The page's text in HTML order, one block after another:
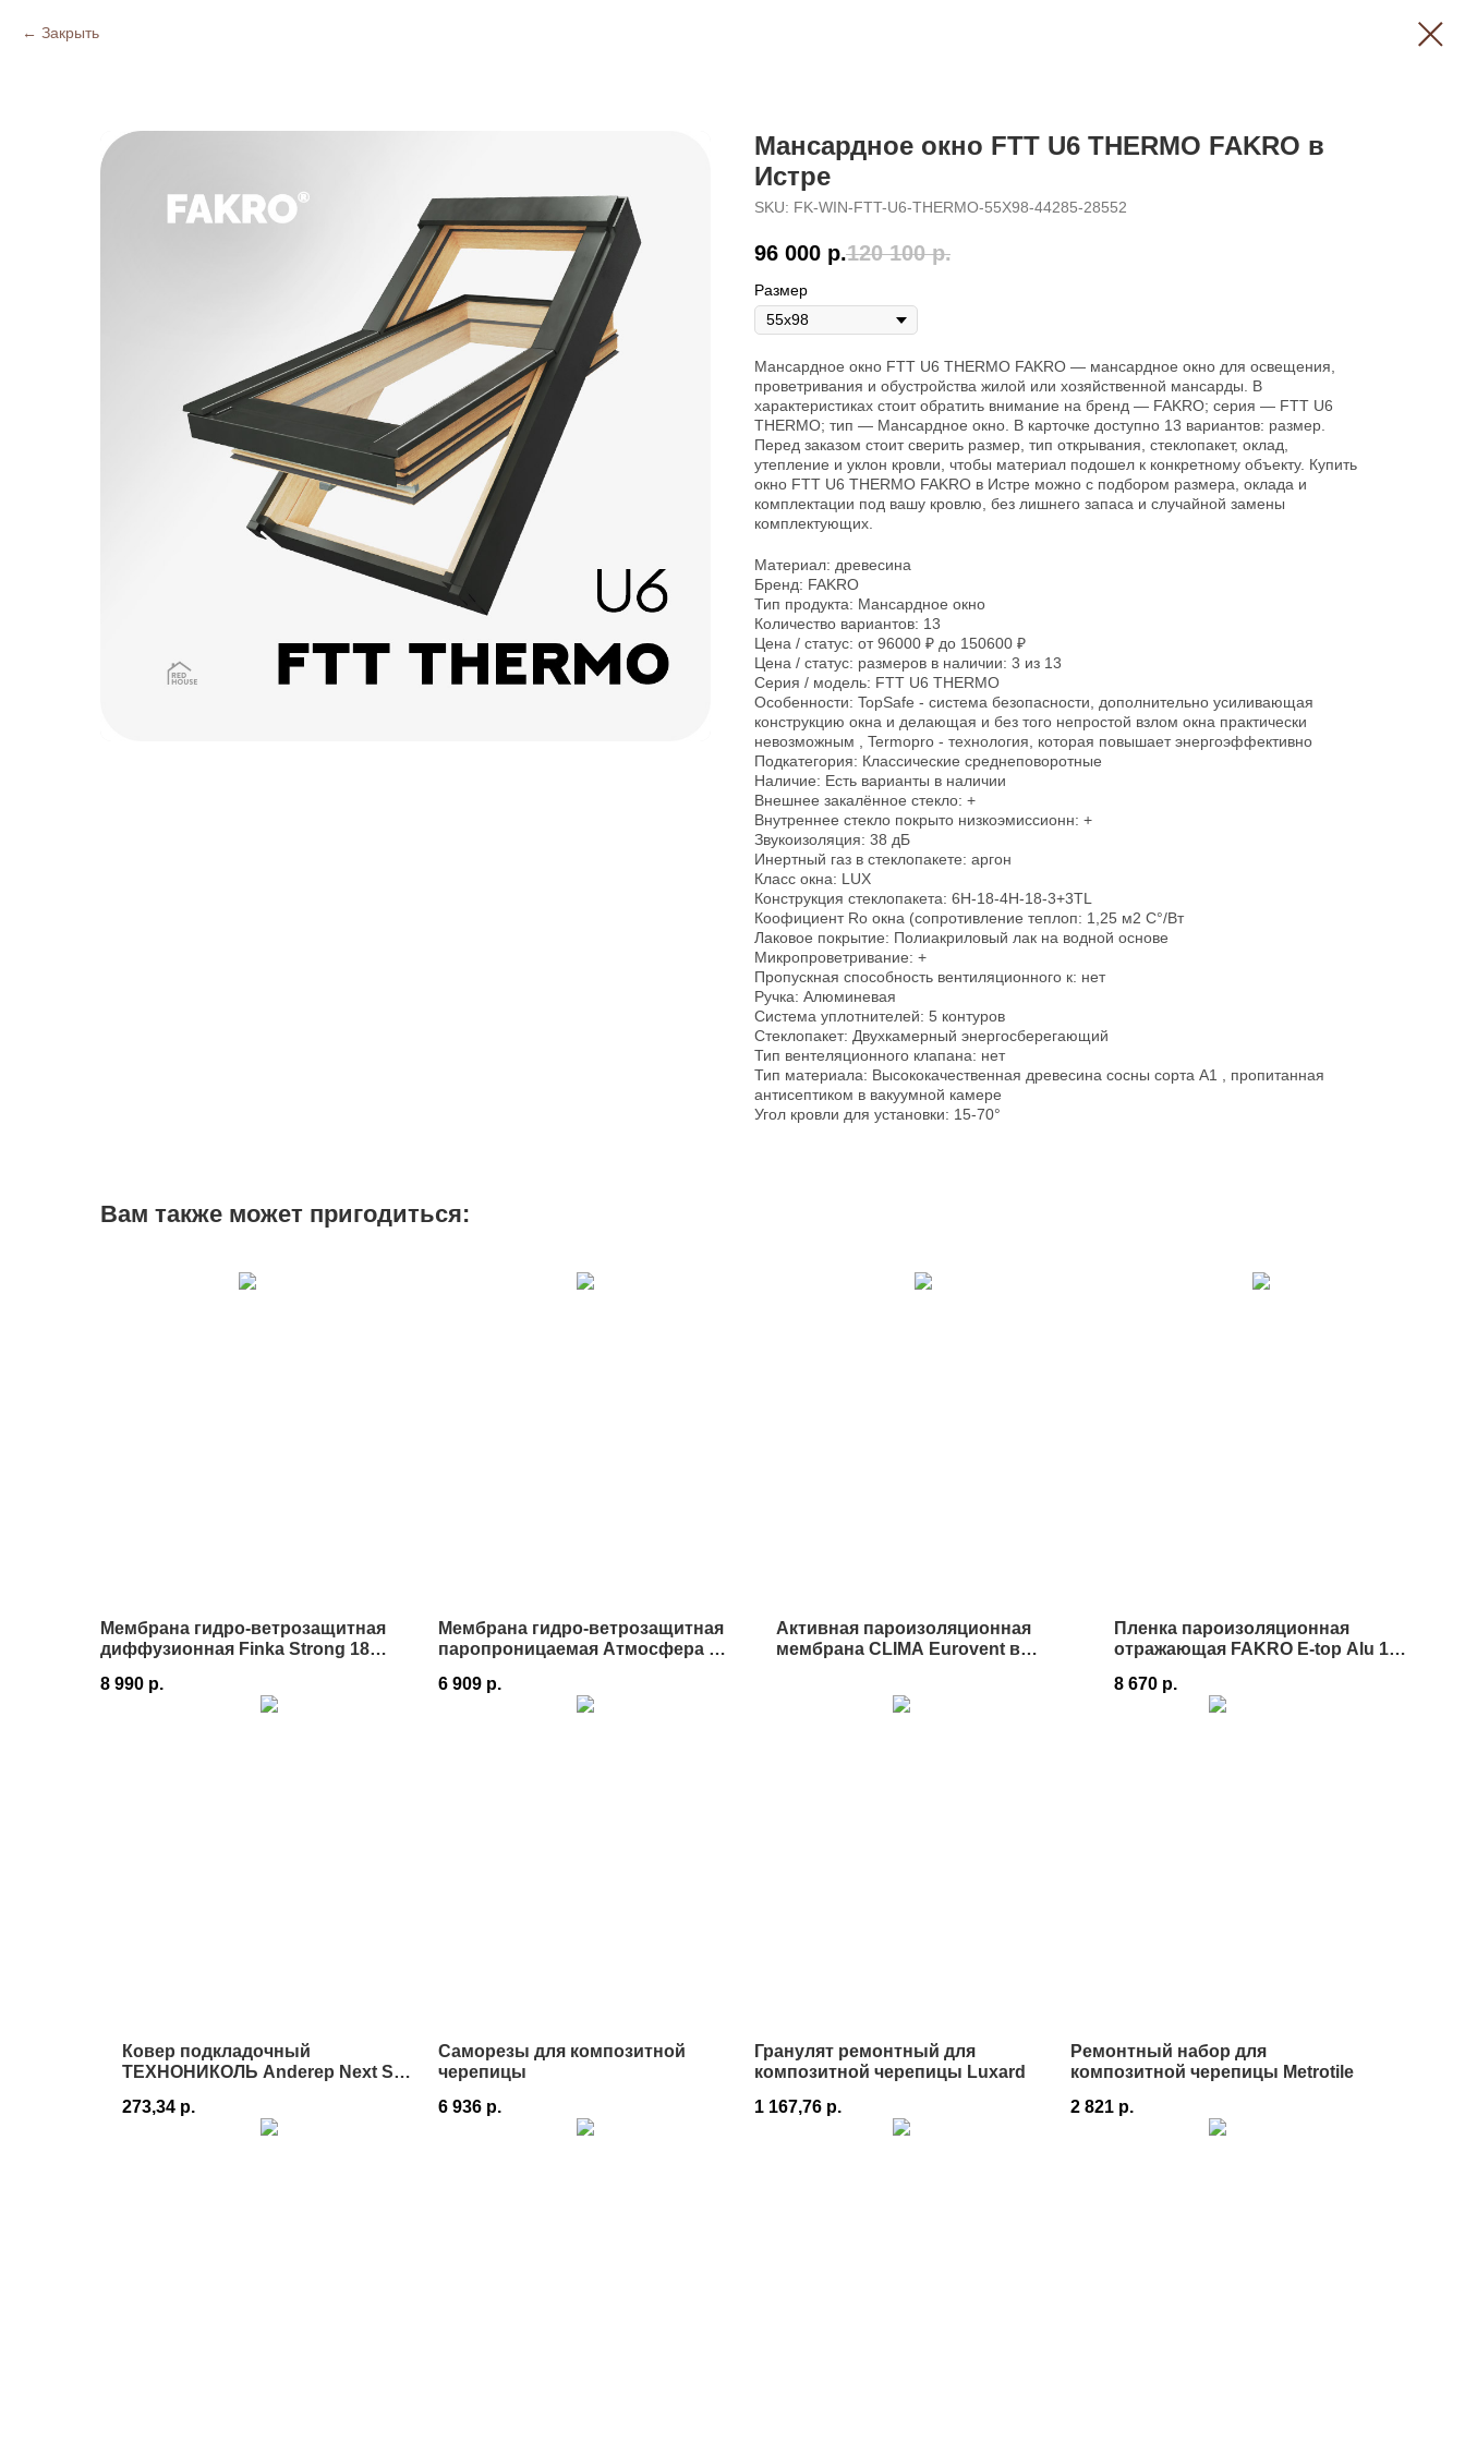
Закрыть
Мансардное окно FTT U6 THERMO FAKRO в
Истре
SKU: FK-WIN-FTT-U6-THERMO-55X98-44285-28552
96 000 р.120 100 р.
Размер
Мансардное окно FTT U6 THERMO FAKRO — мансардное окно для освещения,
проветривания и обустройства жилой или хозяйственной мансарды. В
характеристиках стоит обратить внимание на бренд — FAKRO; серия — FTT U6
THERMO; тип — Мансардное окно. В карточке доступно 13 вариантов: размер.
Перед заказом стоит сверить размер, тип открывания, стеклопакет, оклад,
утепление и уклон кровли, чтобы материал подошел к конкретному объекту. Купить
окно FTT U6 THERMO FAKRO в Истре можно с подбором размера, оклада и
комплектации под вашу кровлю, без лишнего запаса и случайной замены
комплектующих.
Материал: древесина
Бренд: FAKRO
Тип продукта: Мансардное окно
Количество вариантов: 13
Цена / статус: от 96000 ₽ до 150600 ₽
Цена / статус: размеров в наличии: 3 из 13
Серия / модель: FTT U6 THERMO
Особенности: TopSafe - система безопасности, дополнительно усиливающая
конструкцию окна и делающая и без того непростой взлом окна практически
невозможным , Termopro - технология, которая повышает энергоэффективно
Подкатегория: Классические среднеповоротные
Наличие: Есть варианты в наличии
Внешнее закалённое стекло: +
Внутреннее стекло покрыто низкоэмиссионн: +
Звукоизоляция: 38 дБ
Инертный газ в стеклопакете: аргон
Класс окна: LUX
Конструкция стеклопакета: 6H-18-4H-18-3+3TL
Коофициент Ro окна (сопротивление теплоп: 1,25 м2 С°/Вт
Лаковое покрытие: Полиакриловый лак на водной основе
Микропроветривание: +
Пропускная способность вентиляционного к: нет
Ручка: Алюминевая
Система уплотнителей: 5 контуров
Стеклопакет: Двухкамерный энергосберегающий
Тип вентеляционного клапана: нет
Тип материала: Высококачественная древесина сосны сорта A1 , пропитанная
антисептиком в вакуумной камере
Угол кровли для установки: 15-70°
Вам также может пригодиться:
Мембрана гидро-ветрозащитная
диффузионная Finka Strong 180
8 990 р.
Мембрана гидро-ветрозащитная
паропроницаемая Атмосфера M
6 909 р.
Активная пароизоляционная
мембрана CLIMA Eurovent в
Пленка пароизоляционная
отражающая FAKRO E-top Alu 110
8 670 р.
Ковер подкладочный
ТЕХНОНИКОЛЬ Anderep Next Self
273,34 р.
Саморезы для композитной
черепицы
6 936 р.
Гранулят ремонтный для
композитной черепицы Luxard
1 167,76 р.
Ремонтный набор для
композитной черепицы Metrotile
2 821 р.